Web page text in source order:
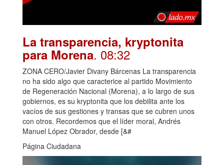
La transparencia, kryptonita
para Morena. 08:32
ZONA CERO/Javier Divany Bárcenas La transparencia
no ha sido algo que caracterice al partido Movimiento
de Regeneración Nacional (Morena), a lo largo de sus
gobiernos, es su kryptonita que los debilita ante los
vacíos de sus gestiones y transas que se cubren unos
con otros. Recordemos que el líder moral, Andrés
Manuel López Obrador, desde [&#
Página Ciudadana